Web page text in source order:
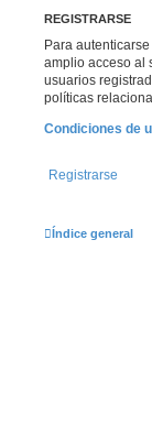
REGISTRARSE
Para
amplio acceso al
usuarios
políticas
Condiciones de
Registrarse
Índice general